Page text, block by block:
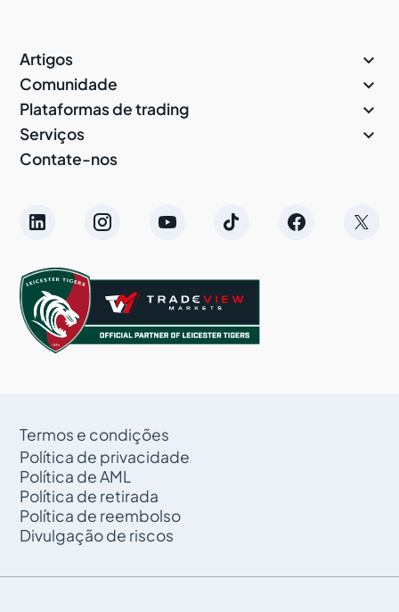
Artigos 
Comunidade 
Plataformas de trading 
Serviços 
Contate-nos
Termos e condições
Política de privacidade
Política de AML
Política de retirada
Política de reembolso
Divulgação de riscos